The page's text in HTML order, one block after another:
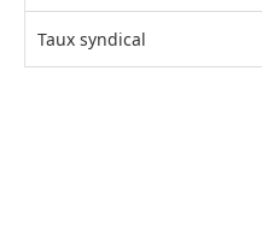
Taux syndical